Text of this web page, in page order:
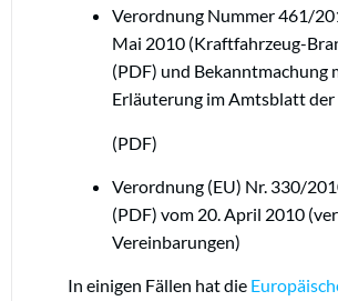
Verordnung Nummer 461/
Mai 2010 (Kraftfahrzeug-
(PDF) und Bekanntmachung
Erläuterung im Amtsblatt der
(PDF)
Verordnung (EU) Nr. 330/
(PDF) vom 20. April 2010
Vereinbarungen)
In einigen Fällen hat die